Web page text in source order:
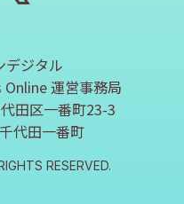
デジタル
Online 運営事務局
田区一番町23-3
代田一番町
RESERVED.